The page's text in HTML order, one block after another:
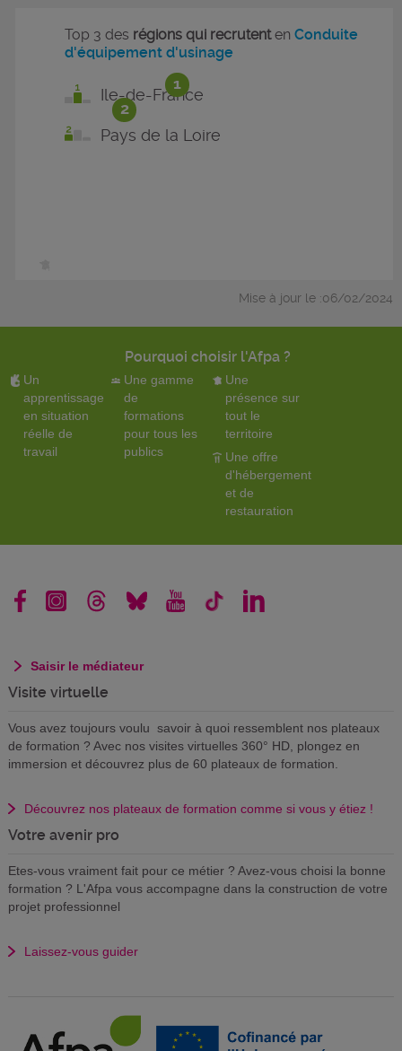
1
2
Top 3 des régions qui recrutentenConduite
d'équipement d'usinage
Ile-de-France
Pays de la Loire
Mise à jour le :06/02/2024
Pourquoi choisir l'Afpa ?
Un
apprentissage
en situation
réelle de
travail
Une gamme
de
formations
pour tous les
publics
Une
présence sur
tout le
territoire
Une offre
d'hébergement
et de
restauration
Saisir le médiateur
Visite virtuelle
Vous avez toujours voulu savoir à quoi ressemblent nos plateaux
de formation ? Avec nos visites virtuelles 360° HD, plongez en
immersion et découvrez plus de 60 plateaux de formation.
Découvrez nos plateaux de formation comme si vous y étiez !
Votre avenir pro
Etes-vous vraiment fait pour ce métier ? Avez-vous choisi la bonne
formation ? L'Afpa vous accompagne dans la construction de votre
projet professionnel
Laissez-vous guider